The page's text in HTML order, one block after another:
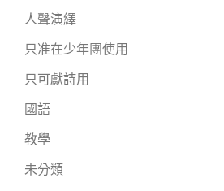
人聲演繹
只准在少年團使用
只可獻詩用
國語
教學
未分類